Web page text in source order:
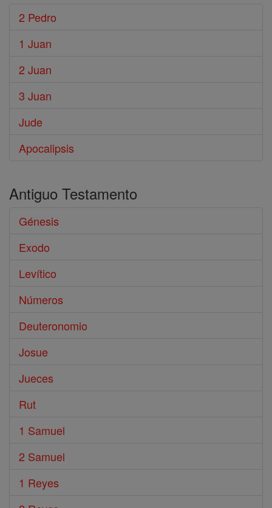
2 Pedro
1 Juan
2 Juan
3 Juan
Jude
Apocalipsis
Antiguo Testamento
Génesis
Exodo
Levítico
Números
Deuteronomio
Josue
Jueces
Rut
1 Samuel
2 Samuel
1 Reyes